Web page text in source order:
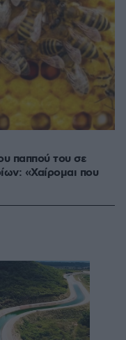
παππού του σε
«Χαίρομαι που